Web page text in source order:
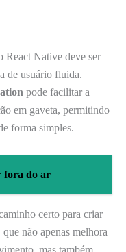
React Native deve ser
de usuário fluida.
pode facilitar a
em gaveta, permitindo
forma simples.
fora do ar
certo para criar
não apenas melhora
mas também